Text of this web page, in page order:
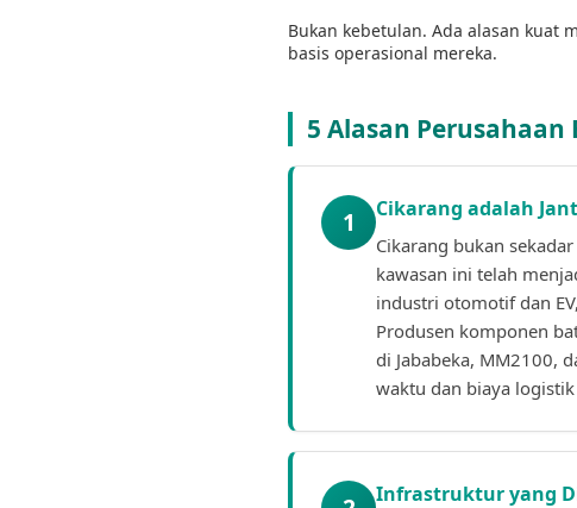
Bukan kebetulan. Ada alasan kuat
basis operasional mereka.
5 Alasan
1 Cikarang adalah
Cikarang bukan
kawasan ini telah
industri otomotif dan
Produsen komponen
di Jababeka, MM2100,
waktu dan biaya
Infrastruktur yang